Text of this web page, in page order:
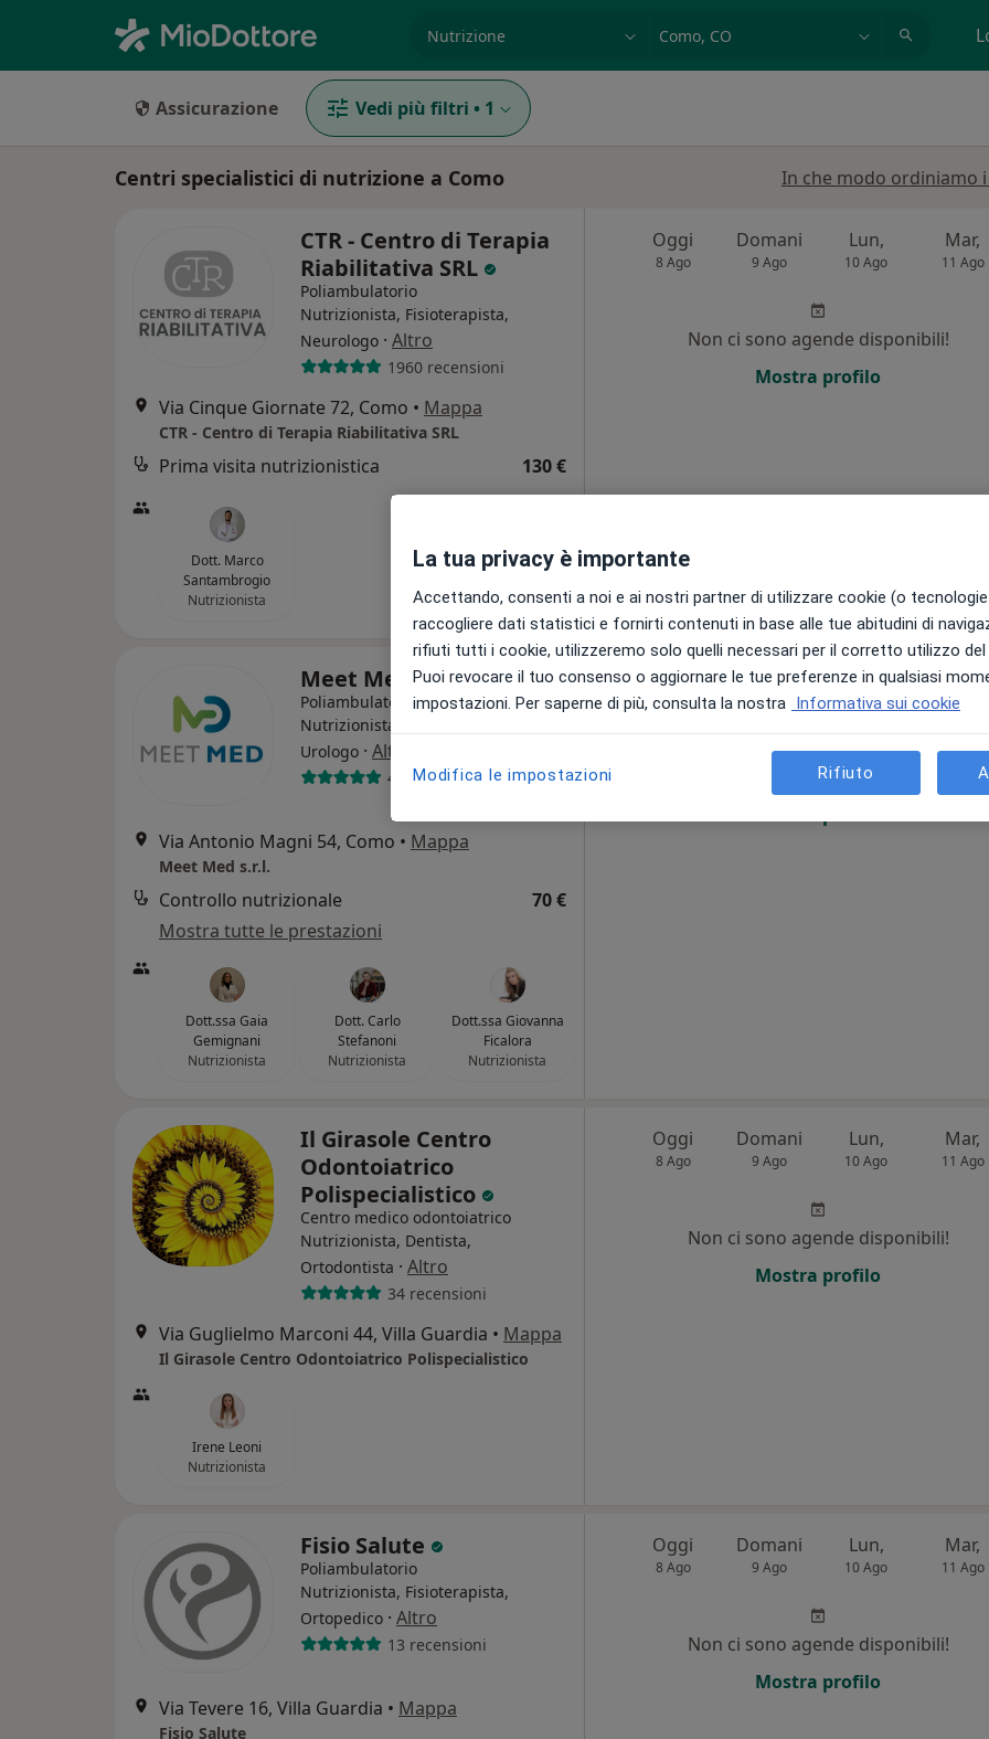
Assicurazione Vedi più filtri • 1
Centri specialistici di nutrizione a Como In che modo ordiniamo
CTR - Centro di Terapia
Riabilitativa SRL
Poliambulatorio
Nutrizionista, Fisioterapista,
Neurologo · Altro
1960 recensioni
Via Cinque Giornate 72, Como • Mappa
CTR - Centro di Terapia Riabilitativa SRL
Prima visita nutrizionistica 130 €
Dott. Marco
Santambrogio
Nutrizionista
Oggi
8 Ago
Domani
9 Ago
Lun,
10 Ago
Mar,
11 Ago
Non ci sono agende disponibili!
Mostra profilo
Meet Med s.r.l.
Poliambulatorio
Nutrizionista, Endocrinologo,
Urologo · Altro
455 recensioni
Via Antonio Magni 54, Como • Mappa
Meet Med s.r.l.
Controllo nutrizionale
70 €
Mostra tutte le prestazioni
Dott.ssa Gaia
Gemignani
Nutrizionista
Dott. Carlo
Stefanoni
Nutrizionista
Dott.ssa Giovanna
Ficalora
Nutrizionista
Oggi
8 Ago
Domani
9 Ago
Lun,
10 Ago
Mar,
11 Ago
Non ci sono agende disponibili!
Il Girasole Centro
Odontoiatrico
Polispecialistico
Centro medico odontoiatrico
Nutrizionista, Dentista,
Ortodontista · Altro
34 recensioni
Via Guglielmo Marconi 44, Villa Guardia • Mappa
Il Girasole Centro Odontoiatrico Polispecialistico
Irene Leoni
Nutrizionista
Oggi
8 Ago
Domani
9 Ago
Lun,
10 Ago
Mar,
11 Ago
Non ci sono agende disponibili!
Mostra profilo
Fisio Salute
Poliambulatorio
Nutrizionista, Fisioterapista,
Ortopedico · Altro
13 recensioni
Via Tevere 16, Villa Guardia • Mappa
Fisio Salute
Oggi
8 Ago
Domani
9 Ago
Lun,
10 Ago
Mar,
11 Ago
Non ci sono agende disponibili!
Mostra profilo
La tua privacy è importante
Accettando, consenti a noi e ai nostri partner di utilizzare cookie (o
raccogliere dati statistici e fornirti contenuti in base alle tue abitudini di
rifiuti tutti i cookie, utilizzeremo solo quelli necessari per il corretto utilizzo
Puoi revocare il tuo consenso o aggiornare le tue preferenze in qualsiasi
impostazioni. Per saperne di più, consulta la nostra Informativa sui cookie
Modifica le impostazioni Rifiuto